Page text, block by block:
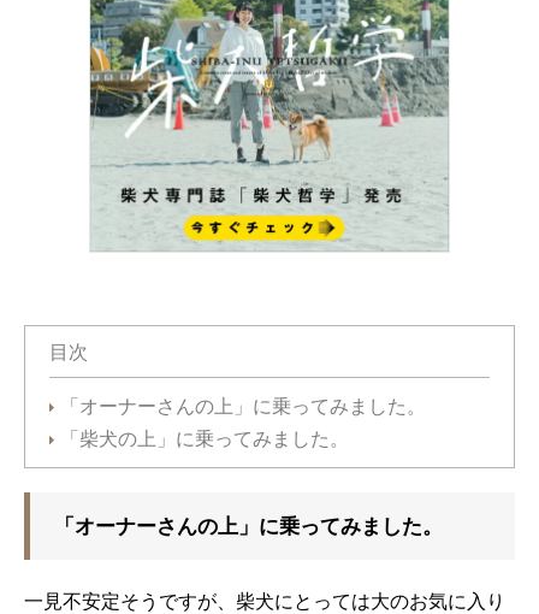
目次
「オーナーさんの上」に乗ってみました。
「柴犬の上」に乗ってみました。
「オーナーさんの上」に乗ってみました。
一見不安定そうですが、柴犬にとっては大のお気に入り